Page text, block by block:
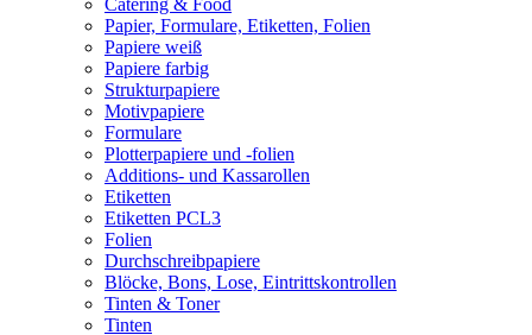
Catering & Food
Papier, Formulare, Etiketten, Folien
Papiere weiß
Papiere farbig
Strukturpapiere
Motivpapiere
Formulare
Plotterpapiere und -folien
Additions- und Kassarollen
Etiketten
Etiketten PCL3
Folien
Durchschreibpapiere
Blöcke, Bons, Lose, Eintrittskontrollen
Tinten & Toner
Tinten